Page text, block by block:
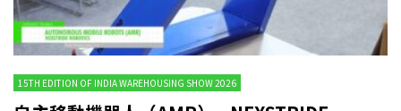
15TH EDITION OF INDIA WAREHOUSING SHOW 2026